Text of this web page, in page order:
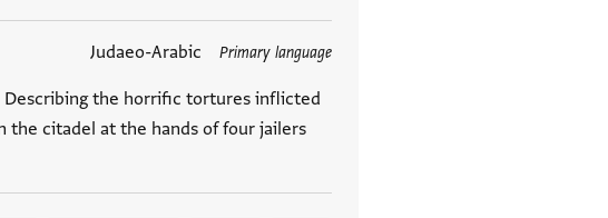
Primary language
Judaeo-Arabic
Describing the horrific tortures inflicted
the citadel at the hands of four jailers
תגים